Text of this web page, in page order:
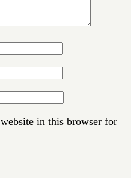
in this browser for